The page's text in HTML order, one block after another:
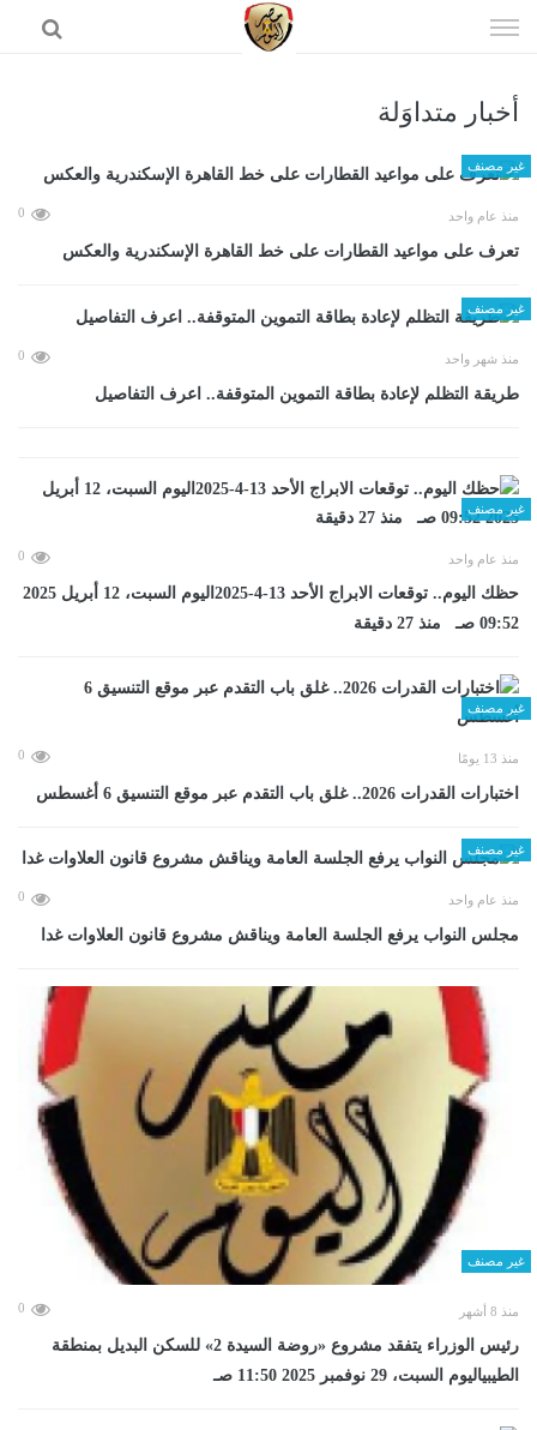
الى
أخبار متداوَلة
غير مصنف
منذ عام واحد 0
تعرف على مواعيد القطارات على خط القاهرة الإسكندرية والعكس
غير مصنف
منذ شهر واحد 0
طريقة التظلم لإعادة بطاقة التموين المتوقفة.. اعرف التفاصيل
غير مصنف
منذ عام واحد 0
حظك اليوم.. توقعات الابراج الأحد 13-4-2025اليوم السبت، 12 أبريل 2025
09:52 صـ منذ 27 دقيقة
غير مصنف
منذ 13 يومًا 0
اختبارات القدرات 2026.. غلق باب التقدم عبر موقع التنسيق 6 أغسطس
غير مصنف
منذ عام واحد 0
مجلس النواب يرفع الجلسة العامة ويناقش مشروع قانون العلاوات غدا
غير مصنف
منذ 8 أشهر 0
رئيس الوزراء يتفقد مشروع «روضة السيدة 2» للسكن البديل بمنطقة
الطيبياليوم السبت، 29 نوفمبر 2025 11:50 صـ